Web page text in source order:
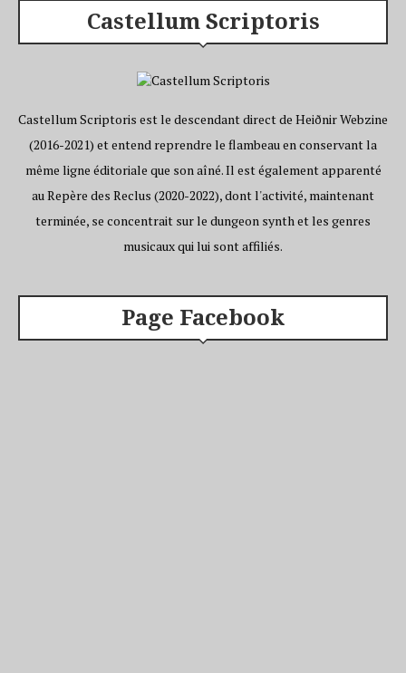
Castellum Scriptoris
Castellum Scriptoris est le descendant direct de Heiðnir Webzine
(2016-2021) et entend reprendre le flambeau en conservant la
même ligne éditoriale que son aîné. Il est également apparenté
au Repère des Reclus (2020-2022), dont l'activité, maintenant
terminée, se concentrait sur le dungeon synth et les genres
musicaux qui lui sont affiliés.
Page Facebook